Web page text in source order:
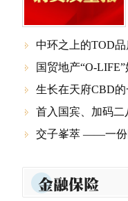
 中环之上的TOD品质舒
 国贸地产“O-LIFE”
 生长在天府CBD
 首入国宾、加码
 交子峯萃 ——一份
金融保险